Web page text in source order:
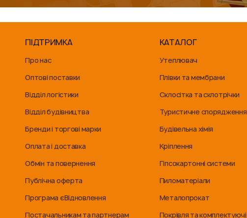
ПІДТРИМКА
Про нас
Оптові поставки
Відділ логістики
Відділ будівництва
Бренди і торгові марки
Оплата і доставка
Обмін та повернення
Публічна оферта
Програма єВідновлення
Постачальникам та партнерам
КАТАЛОГ
Утеплювач
Плівки та мембрани
Склосітка та склотрічки
Туристичне спорядження
Будівельна хімія
Кріплення
Гіпсокартонні системи
Пиломатеріали
Металопрокат
Покрівля та комплектуючі